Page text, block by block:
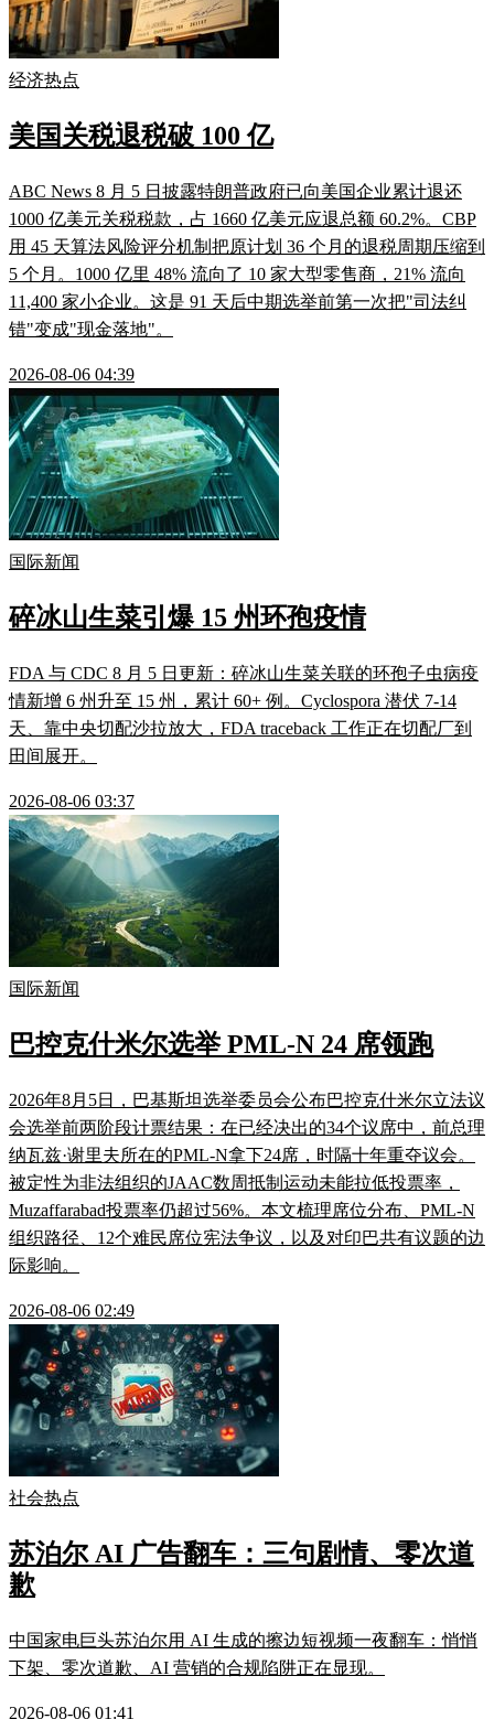
经济热点
美国关税退税破 100 亿
ABC News 8 月 5 日披露特朗普政府已向美国企业累计退还
1000 亿美元关税税款，占 1660 亿美元应退总额 60.2%。CBP
用 45 天算法风险评分机制把原计划 36 个月的退税周期压缩到
5 个月。1000 亿里 48% 流向了 10 家大型零售商，21% 流向
11,400 家小企业。这是 91 天后中期选举前第一次把"司法纠
错"变成"现金落地"。
2026-08-06 04:39
国际新闻
碎冰山生菜引爆 15 州环孢疫情
FDA 与 CDC 8 月 5 日更新：碎冰山生菜关联的环孢子虫病疫
情新增 6 州升至 15 州，累计 60+ 例。Cyclospora 潜伏 7-14
天、靠中央切配沙拉放大，FDA traceback 工作正在切配厂到
田间展开。
2026-08-06 03:37
国际新闻
巴控克什米尔选举 PML-N 24 席领跑
2026年8月5日，巴基斯坦选举委员会公布巴控克什米尔立法议
会选举前两阶段计票结果：在已经决出的34个议席中，前总理
纳瓦兹·谢里夫所在的PML-N拿下24席，时隔十年重夺议会。
被定性为非法组织的JAAC数周抵制运动未能拉低投票率，
Muzaffarabad投票率仍超过56%。本文梳理席位分布、PML-N
组织路径、12个难民席位宪法争议，以及对印巴共有议题的边
际影响。
2026-08-06 02:49
社会热点
苏泊尔 AI 广告翻车：三句剧情、零次道
歉
中国家电巨头苏泊尔用 AI 生成的擦边短视频一夜翻车：悄悄
下架、零次道歉、AI 营销的合规陷阱正在显现。
2026-08-06 01:41